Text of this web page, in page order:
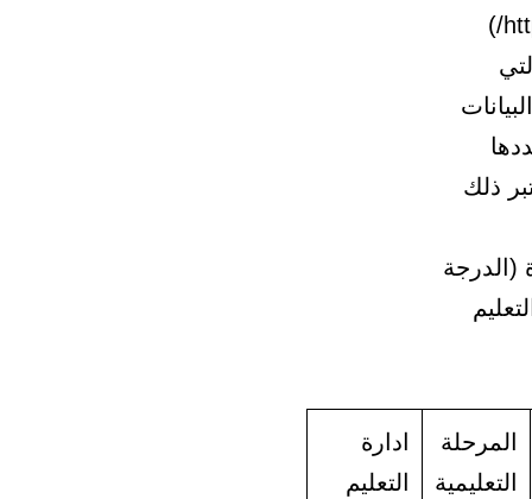
والتعليم (بوابة التكامل الالكترونية ) (http://tkml.moe.gov.sa/portal/)
ذلك
(الدرجة
المرحلة
التعليمية
ادارة
التعليم